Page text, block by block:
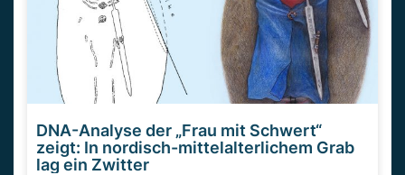
DNA-Analyse der „Frau mit Schwert“
zeigt: In nordisch-mittelalterlichem Grab
lag ein Zwitter